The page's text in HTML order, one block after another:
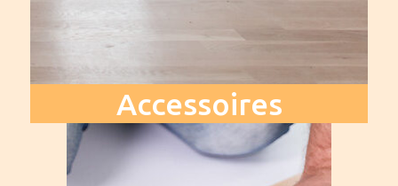
Accessoires